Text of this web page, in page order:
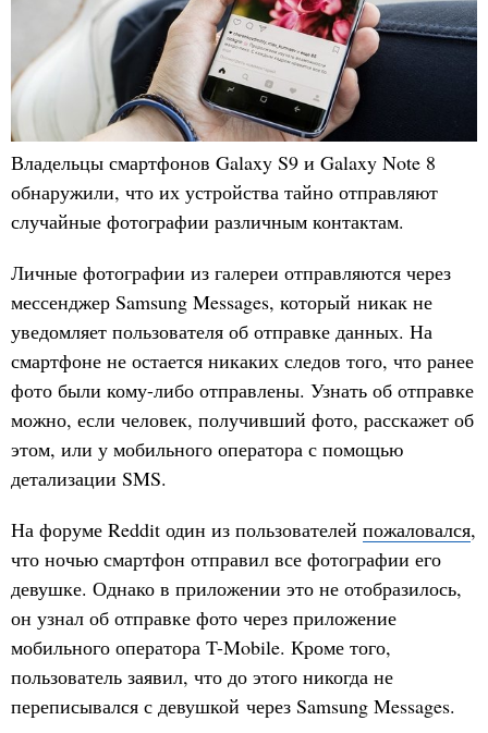
Владельцы смартфонов Galaxy S9 и Galaxy Note 8
обнаружили, что их устройства тайно отправляют
случайные фотографии различным контактам.
Личные фотографии из галереи отправляются через
мессенджер Samsung Messages, который никак не
уведомляет пользователя об отправке данных. На
смартфоне не остается никаких следов того, что ранее
фото были кому-либо отправлены. Узнать об отправке
можно, если человек, получивший фото, расскажет об
этом, или у мобильного оператора с помощью
детализации SMS.
На форуме Reddit один из пользователей пожаловался,
что ночью смартфон отправил все фотографии его
девушке. Однако в приложении это не отобразилось,
он узнал об отправке фото через приложение
мобильного оператора T-Mobile. Кроме того,
пользователь заявил, что до этого никогда не
переписывался с девушкой через Samsung Messages.